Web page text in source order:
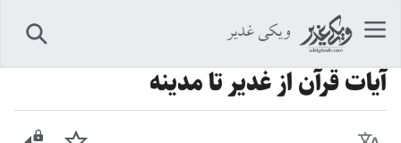
ویکی غدیر
آیات قرآن از غدیر تا مدینه